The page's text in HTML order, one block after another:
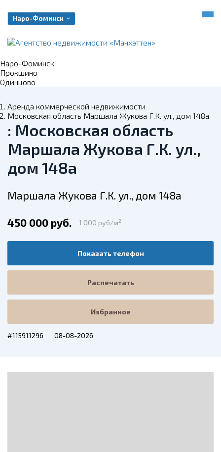
Наро-Фоминск
Наро-Фоминск
Прокшино
Одинцово
Аренда коммерческой недвижимости
Московская область Маршала Жукова Г.К. ул., дом 148а
: Московская область
Маршала Жукова Г.К. ул.,
дом 148а
Маршала Жукова Г.К. ул., дом 148а
450 000 руб. 1 000 руб/м2
Показать телефон
Распечатать
Избранное
#115911296 08-08-2026